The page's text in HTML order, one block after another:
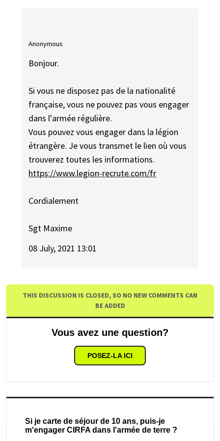
Anonymous
Bonjour.
Si vous ne disposez pas de la nationalité
française, vous ne pouvez pas vous engager
dans l'armée régulière.
Vous pouvez vous engager dans la légion
étrangère. Je vous transmet le lien où vous
trouverez toutes les informations.
https://www.legion-recrute.com/fr
Cordialement
Sgt Maxime
08 July, 2021 13:01
THIS DISCUSSION IS CLOSED, SO NO NEW COMMENTS CAN
BE ADDED
Vous avez une question?
POSEZ-LA ICI
Si je carte de séjour de 10 ans, puis-je
m'engager CIRFA dans l'armée de terre ?